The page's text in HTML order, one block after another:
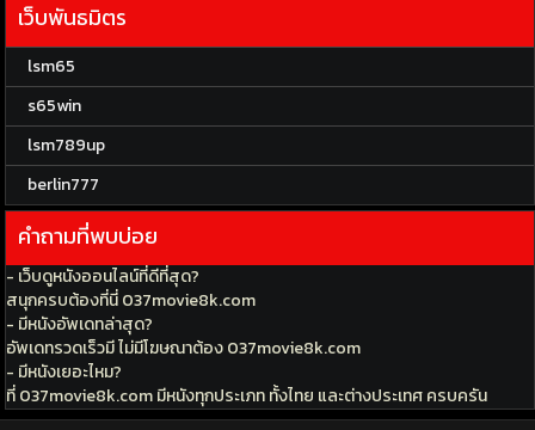
เว็บพันธมิตร
lsm65
s65win
lsm789up
berlin777
คำถามที่พบบ่อย
- เว็บดูหนังออนไลน์ที่ดีที่สุด?
สนุกครบต้องที่นี่ 037movie8k.com
- มีหนังอัพเดทล่าสุด?
อัพเดทรวดเร็วมี ไม่มีโฆษณาต้อง 037movie8k.com
- มีหนังเยอะไหม?
ที่ 037movie8k.com มีหนังทุกประเภท ทั้งไทย และต่างประเทศ ครบครัน